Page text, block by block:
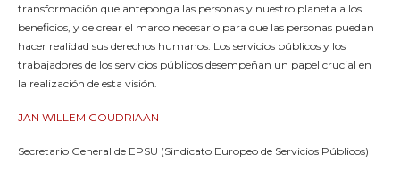
transformación que anteponga las personas y nuestro planeta a los
beneficios, y de crear el marco necesario para que las personas puedan
hacer realidad sus derechos humanos. Los servicios públicos y los
trabajadores de los servicios públicos desempeñan un papel crucial en
la realización de esta visión.
JAN WILLEM GOUDRIAAN
Secretario General de EPSU (Sindicato Europeo de Servicios Públicos)